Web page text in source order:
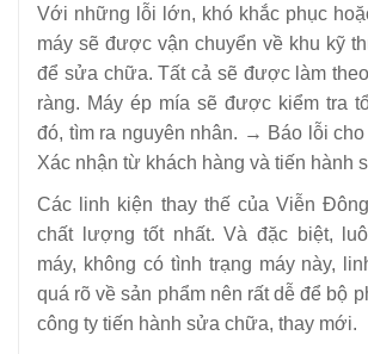
Với những lỗi lớn, khó khắc phục
máy sẽ được vận chuyển về khu kỹ
để sửa chữa. Tất cả sẽ được làm
ràng. Máy ép mía sẽ được kiểm tra
đó, tìm ra nguyên nhân. → Báo lỗi
Xác nhận từ khách hàng và tiến hành
Các linh kiện thay thế của Viễn
chất lượng tốt nhất. Và đặc biệt,
máy, không có tình trạng máy này,
quá rõ về sản phẩm nên rất dễ để bộ
công ty tiến hành sửa chữa, thay mới.